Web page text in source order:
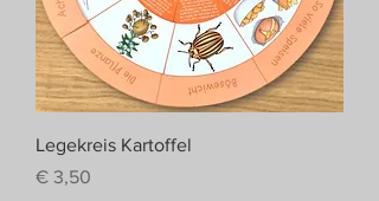
Legekreis Kartoffel
Preis
€ 3,50